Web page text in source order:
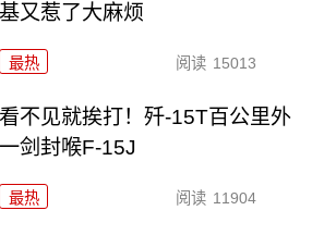
基又惹了大麻烦
最热 阅读 15013
看不见就挨打！歼-15T百公里外
一剑封喉F-15J
最热 阅读 11904